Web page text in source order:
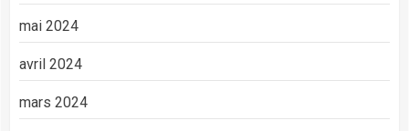
mai 2024
avril 2024
mars 2024